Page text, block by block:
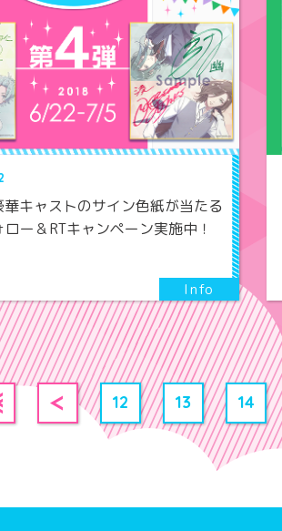
華キャストのサイン色紙が当たる
ー＆RTキャンペーン実施中！
12 13 14